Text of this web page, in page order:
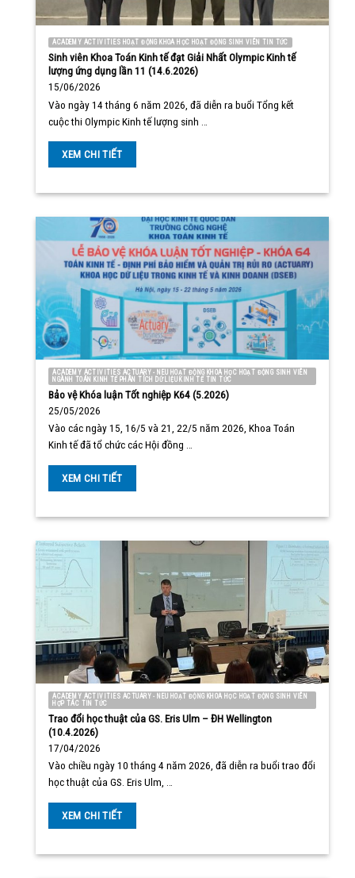
ACADEMY ACTIVITIES HOẠT ĐỘNG KHOA HỌC HOẠT ĐỘNG SINH VIÊN TIN TỨC
Sinh viên Khoa Toán Kinh tế đạt Giải Nhất Olympic Kinh tế
lượng ứng dụng lần 11 (14.6.2026)
15/06/2026
Vào ngày 14 tháng 6 năm 2026, đã diễn ra buổi Tổng kết
cuộc thi Olympic Kinh tế lượng sinh …
XEM CHI TIẾT
ACADEMY ACTIVITIES ACTUARY - NEU HOẠT ĐỘNG KHOA HỌC HOẠT ĐỘNG SINH VIÊN
NGÀNH TOÁN KINH TẾ PHÂN TÍCH DỮ LIỆU KINH TẾ TIN TỨC
Bảo vệ Khóa luận Tốt nghiệp K64 (5.2026)
25/05/2026
Vào các ngày 15, 16/5 và 21, 22/5 năm 2026, Khoa Toán
Kinh tế đã tổ chức các Hội đồng …
XEM CHI TIẾT
ACADEMY ACTIVITIES ACTUARY - NEU HOẠT ĐỘNG KHOA HỌC HOẠT ĐỘNG SINH VIÊN
HỢP TÁC TIN TỨC
Trao đổi học thuật của GS. Eris Ulm – ĐH Wellington
(10.4.2026)
17/04/2026
Vào chiều ngày 10 tháng 4 năm 2026, đã diễn ra buổi trao đổi
học thuật của GS. Eris Ulm, …
XEM CHI TIẾT